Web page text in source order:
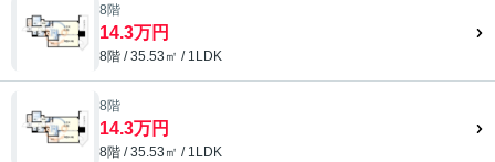
8階
14.3万円
8階 / 35.53㎡ / 1LDK
8階
14.3万円
8階 / 35.53㎡ / 1LDK